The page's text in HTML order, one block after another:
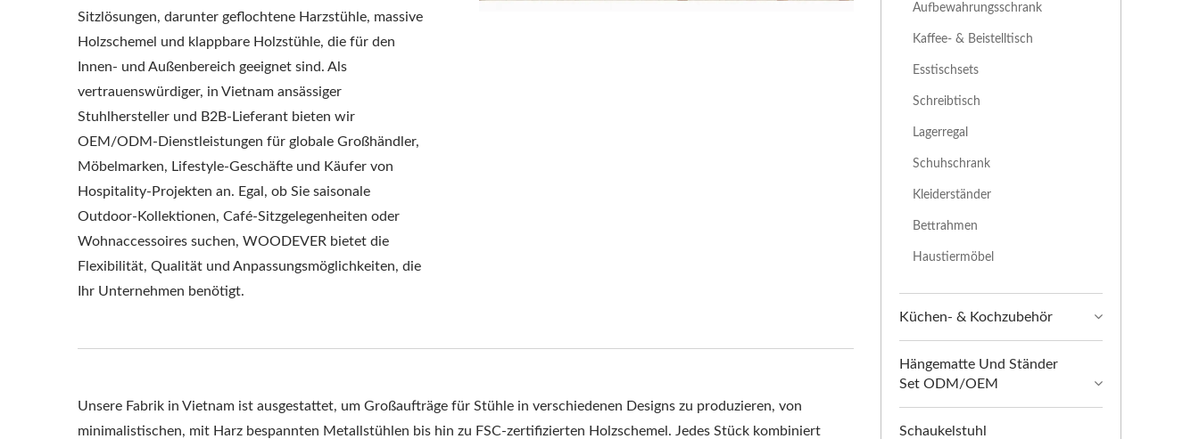
Sitzlösungen, darunter geflochtene Harzstühle, massive
Holzschemel und klappbare Holzstühle, die für den
Innen- und Außenbereich geeignet sind. Als
vertrauenswürdiger, in Vietnam ansässiger
Stuhlhersteller und B2B-Lieferant bieten wir
OEM/ODM-Dienstleistungen für globale Großhändler,
Möbelmarken, Lifestyle-Geschäfte und Käufer von
Hospitality-Projekten an. Egal, ob Sie saisonale
Outdoor-Kollektionen, Café-Sitzgelegenheiten oder
Wohnaccessoires suchen, WOODEVER bietet die
Flexibilität, Qualität und Anpassungsmöglichkeiten, die
Ihr Unternehmen benötigt.
Unsere Fabrik in Vietnam ist ausgestattet, um Großaufträge für Stühle in verschiedenen Designs zu produzieren, von
minimalistischen, mit Harz bespannten Metallstühlen bis hin zu FSC-zertifizierten Holzschemel. Jedes Stück kombiniert
Aufbewahrungsschrank
Kaffee- & Beistelltisch
Esstischsets
Schreibtisch
Lagerregal
Schuhschrank
Kleiderständer
Bettrahmen
Haustiermöbel
Küchen- & Kochzubehör
Hängematte Und Ständer
Set ODM/OEM
Schaukelstuhl